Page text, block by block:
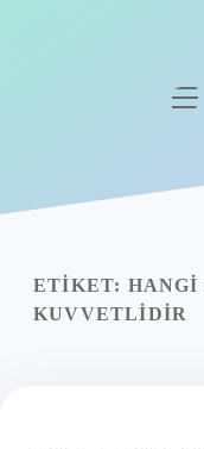
Yasal Uyarı
ETIKET: HANGI
KUVVETLIDIR